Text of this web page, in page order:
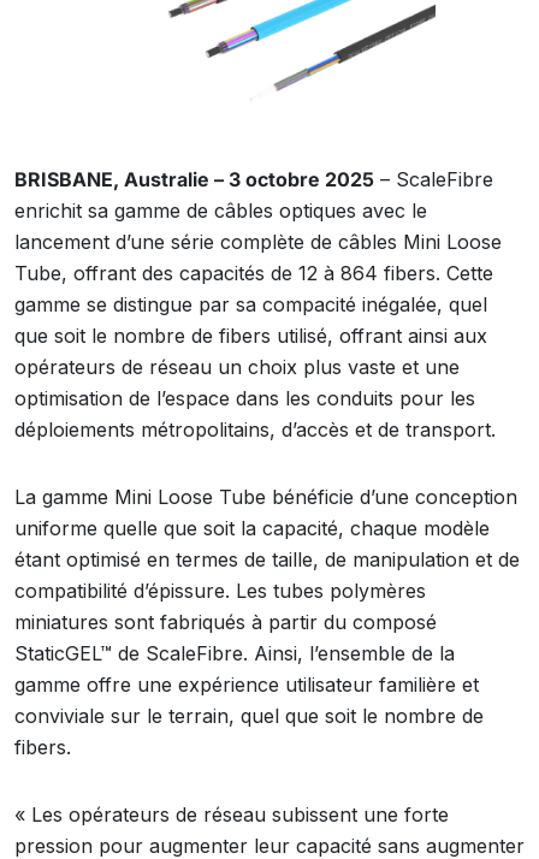
BRISBANE, Australie – 3 octobre 2025 – ScaleFibre
enrichit sa gamme de câbles optiques avec le
lancement d’une série complète de câbles Mini Loose
Tube, offrant des capacités de 12 à 864 fibers. Cette
gamme se distingue par sa compacité inégalée, quel
que soit le nombre de fibers utilisé, offrant ainsi aux
opérateurs de réseau un choix plus vaste et une
optimisation de l’espace dans les conduits pour les
déploiements métropolitains, d’accès et de transport.
La gamme Mini Loose Tube bénéficie d’une conception
uniforme quelle que soit la capacité, chaque modèle
étant optimisé en termes de taille, de manipulation et de
compatibilité d’épissure. Les tubes polymères
miniatures sont fabriqués à partir du composé
StaticGEL™ de ScaleFibre. Ainsi, l’ensemble de la
gamme offre une expérience utilisateur familière et
conviviale sur le terrain, quel que soit le nombre de
fibers.
« Les opérateurs de réseau subissent une forte
pression pour augmenter leur capacité sans augmenter